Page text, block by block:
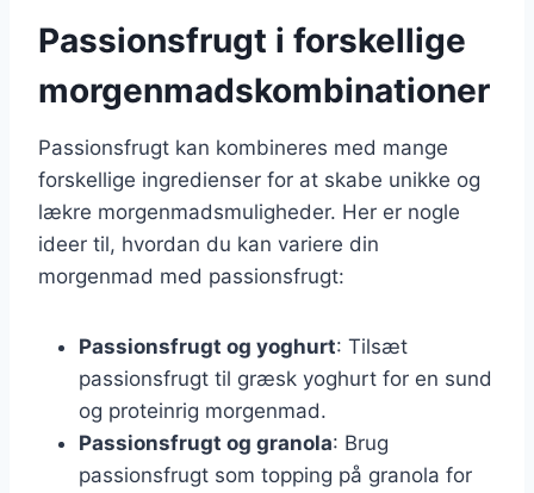
Passionsfrugt i forskellige
morgenmadskombinationer
Passionsfrugt kan kombineres med mange
forskellige ingredienser for at skabe unikke og
lækre morgenmadsmuligheder. Her er nogle
ideer til, hvordan du kan variere din
morgenmad med passionsfrugt:
Passionsfrugt og yoghurt: Tilsæt
passionsfrugt til græsk yoghurt for en sund
og proteinrig morgenmad.
Passionsfrugt og granola: Brug
passionsfrugt som topping på granola for